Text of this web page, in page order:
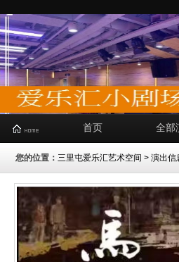
首页 全部
您的位置： 三里屯爱乐汇艺术空间 > 演出信